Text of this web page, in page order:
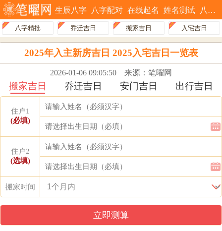
生辰八字 八字配对 在线起名 姓名测试 八字排盘
八字精批 乔迁吉日 搬家吉日 入宅吉日
2025年入主新房吉日 2025入宅吉日一览表
2026-01-06 09:05:50 来源：笔曜网
搬家吉日 乔迁吉日 安门吉日 出行吉日
住户1
(必填)
住户2
(选填)
搬家时间
立即测算